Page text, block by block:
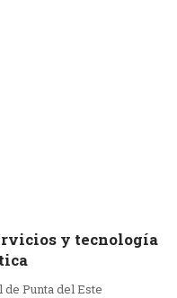
y tecnología
Punta del Este